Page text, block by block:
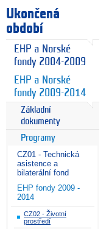
Ukončená
období
EHP a Norské
fondy 2004-2009
EHP a Norské
fondy 2009-2014
Základní
dokumenty
Programy
CZ01 - Technická
asistence a
bilaterální fond
EHP fondy 2009 -
2014
CZ02 - Životní
prostředí